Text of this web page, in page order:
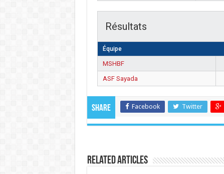
Résultats
Équipe
MSHBF
ASF Sayada
Share Facebook Twitter
Related Articles